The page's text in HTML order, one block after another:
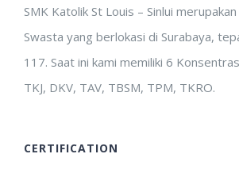
SMK Katolik St Louis – Sinlui
Swasta yang berlokasi di Surabaya,
117. Saat ini kami memiliki 6
TKJ, DKV, TAV, TBSM, TPM, TKRO.
CERTIFICATION